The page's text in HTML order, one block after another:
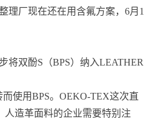
理厂现在还在用含氟方案，6月1
将双酚S（BPS）纳入LEATHER
使用BPS。OEKO-TEX这次直
造革面料的企业需要特别注